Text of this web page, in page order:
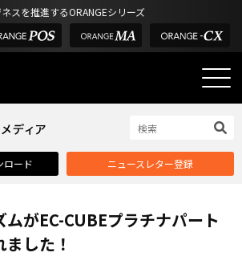
スを推進するORANGEシリーズ
ロード ニュースレター登録
がEC-CUBEプラチナパート
した！